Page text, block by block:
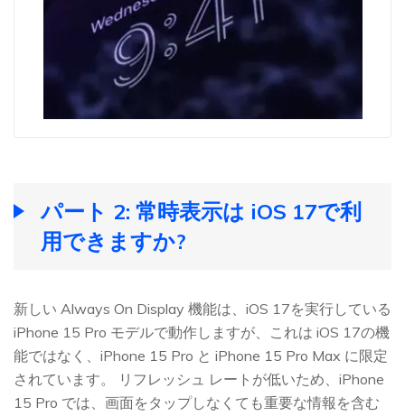
パート 2: 常時表示は iOS 17で利
用できますか?
新しい Always On Display 機能は、iOS 17を実行している
iPhone 15 Pro モデルで動作しますが、これは iOS 17の機
能ではなく、iPhone 15 Pro と iPhone 15 Pro Max に限定
されています。 リフレッシュ レートが低いため、iPhone
15 Pro では、画面をタップしなくても重要な情報を含む